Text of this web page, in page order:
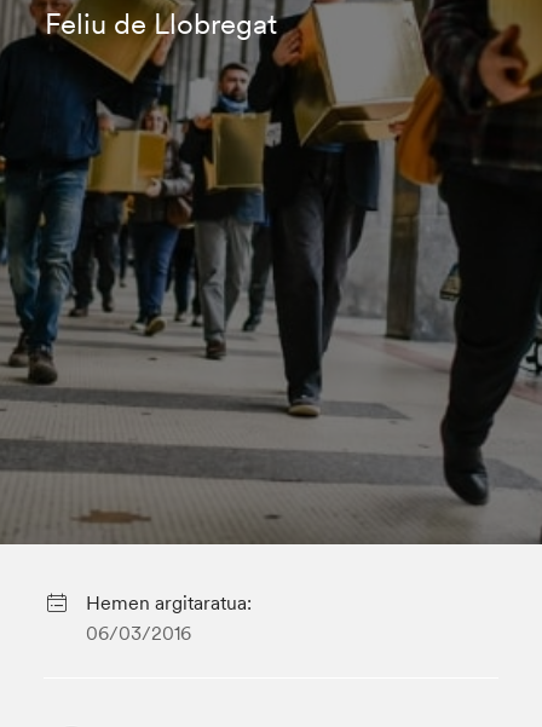
Feliu de Llobregat
Hemen argitaratua:
06/03/2016